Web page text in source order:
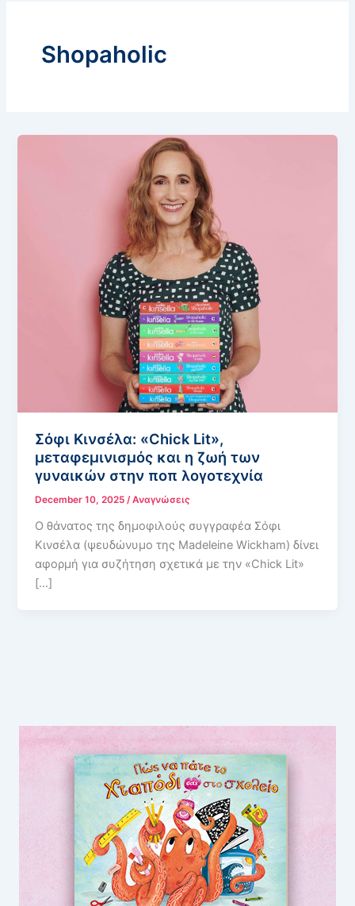
Shopaholic
Σόφι Κινσέλα: «Chick Lit»,
μεταφεμινισμός και η ζωή των
γυναικών στην ποπ λογοτεχνία
December 10, 2025/Αναγνώσεις
Ο θάνατος της δημοφιλούς συγγραφέα Σόφι
Κινσέλα (ψευδώνυμο της Madeleine Wickham) δίνει
αφορμή για συζήτηση σχετικά με την «Chick Lit»
[…]